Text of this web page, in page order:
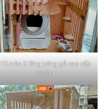
Tủ mèo 3 tầng bằng gỗ cao cấp
CC034